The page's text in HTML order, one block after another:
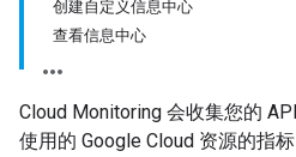
创建自定义信息中心
查看信息中心
Cloud Monitoring 会收集您的
使用的 Google Cloud 资源的指